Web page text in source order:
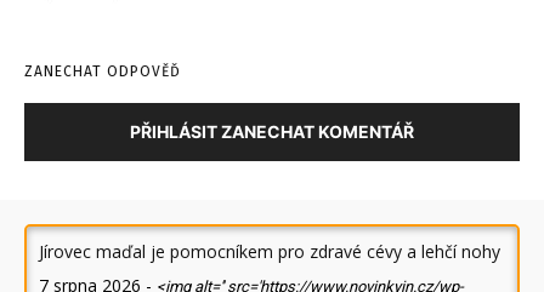
ZANECHAT ODPOVĚĎ
PŘIHLÁSIT ZANECHAT KOMENTÁŘ
Jírovec maďal je pomocníkem pro zdravé cévy a lehčí nohy
7 srpna 2026 - <img alt='' src='https://www.novinkyin.cz/wp-